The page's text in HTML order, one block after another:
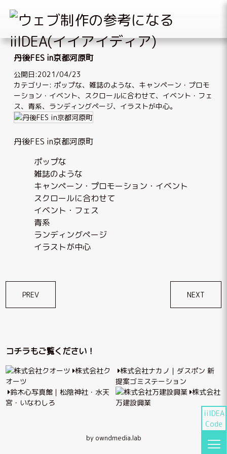
Skip
content
iiIDEA
Code
丹後FES in京都河原町
公開日:2021/04/23
カテゴリー: ポップな、雑誌のような、 キャンペーン・プロモ
ーション・イベント、 スクロールに合わせて、 イベント・フェ
ス、 青系、 ランディングページ、 イラストが中心。
丹後FES in京都河原町
ポップな
雑誌のような
キャンペーン・プロモーション・イベント
スクロールに合わせて
イベント・フェス
青系
ランディングページ
イラストが中心
稿
ゲ
ー
シ
ョ
PREV NEXT
コチラもご覧ください！
株式会社ク
オーツ
株式会社ナカノ｜ダスポン 新
提案ゴミステーション
鈴木心写真館｜松陰神社・水天
宮・いなわしろ
株式会社
万建設興業
by owndmedia.lab